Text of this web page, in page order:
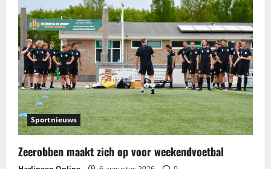
n
a
v
i
g
a
Sportnieuws
Zeerobben maakt zich op voor weekendvoetbal